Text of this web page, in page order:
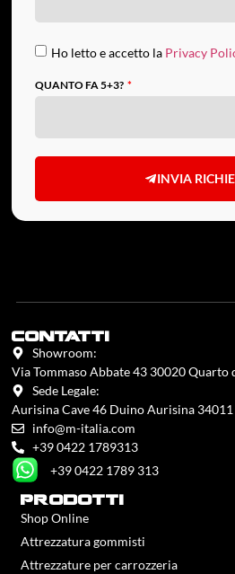
Ho letto e accetto la Privacy
QUANTO FA 5+3?
INVIA
contatti
Showroom:
Via Tommaso Abbate 43 30020 Quarto
Sede Legale:
Aurisina Cave 46 Duino Aurisina 34011
info@m-italia.com
+39 0422 1789313
+39 0422 1789 313
prodotti
Shop Online
Attrezzatura gommisti
Attrezzature per carrozzeria